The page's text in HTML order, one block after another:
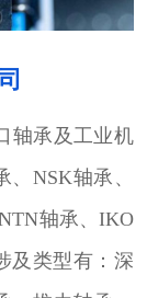
轴承及工业机
NSK轴承、
轴承、IKO
及类型有：深